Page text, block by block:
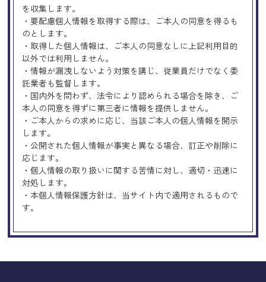
を収集します。
・要配慮個人情報を取得する際は、ご本人の同意を得るも
のとします。
・取得した個人情報は、ご本人の同意なしに上記利用目的
以外では利用しません。
・情報が漏洩しないよう対策を講じ、従業員だけでなく委
託業者も監督します。
・国内外を問わず、法令により認められる場合を除き、ご
本人の同意を得ずに第三者に情報を提供しません。
・ご本人からの求めに応じ、当該ご本人の個人情報を開示
します。
・公開された個人情報が事実と異なる場合、訂正や削除に
応じます。
・個人情報の取り扱いに関する苦情に対し、適切・迅速に
対処します。
・本個人情報保護方針は、当サイト内で適用されるもので
す。
Googleアナリティクスの使用につい